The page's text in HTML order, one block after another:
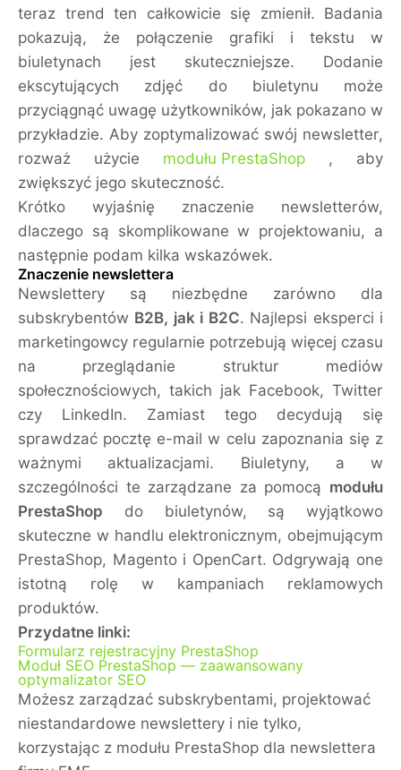
teraz trend ten całkowicie się zmienił. Badania
pokazują, że połączenie grafiki i tekstu w
biuletynach jest skuteczniejsze. Dodanie
ekscytujących zdjęć do biuletynu może
przyciągnąć uwagę użytkowników, jak pokazano w
przykładzie. Aby zoptymalizować swój newsletter,
rozważ użycie modułu PrestaShop
, aby
zwiększyć jego skuteczność.
Krótko wyjaśnię znaczenie newsletterów,
dlaczego są skomplikowane w projektowaniu, a
następnie podam kilka wskazówek.
Znaczenie newslettera
Newslettery są niezbędne zarówno dla
subskrybentów B2B, jak i B2C. Najlepsi eksperci i
marketingowcy regularnie potrzebują więcej czasu
na przeglądanie struktur mediów
społecznościowych, takich jak Facebook, Twitter
czy LinkedIn. Zamiast tego decydują się
sprawdzać pocztę e-mail w celu zapoznania się z
ważnymi aktualizacjami. Biuletyny, a w
szczególności te zarządzane za pomocą modułu
PrestaShop do biuletynów, są wyjątkowo
skuteczne w handlu elektronicznym, obejmującym
PrestaShop, Magento i OpenCart. Odgrywają one
istotną rolę w kampaniach reklamowych
produktów.
Przydatne linki:
Formularz rejestracyjny PrestaShop
Moduł SEO PrestaShop — zaawansowany
optymalizator SEO
Możesz zarządzać subskrybentami, projektować
niestandardowe newslettery i nie tylko,
korzystając z modułu PrestaShop dla newslettera